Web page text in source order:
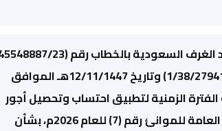
وتاريخ 17/11/1447هـ أن الاتحاد تلقى خطاب الهيئة العامة للموانئ رقم (1/38/27941) وتاريخ 12/11/1447هـ الموافق
رقم (15) لعام 2026م، بشأن تحديث الفترة الزمنية لتطبيق احتساب وتحصيل أجور
التخزين في الموانئ (الأرضيات)، والذي شمل الآتي:الأسانيد:تعميم الهيئة العامة للموانئ رقم (7) للعام 2026م، بشأن